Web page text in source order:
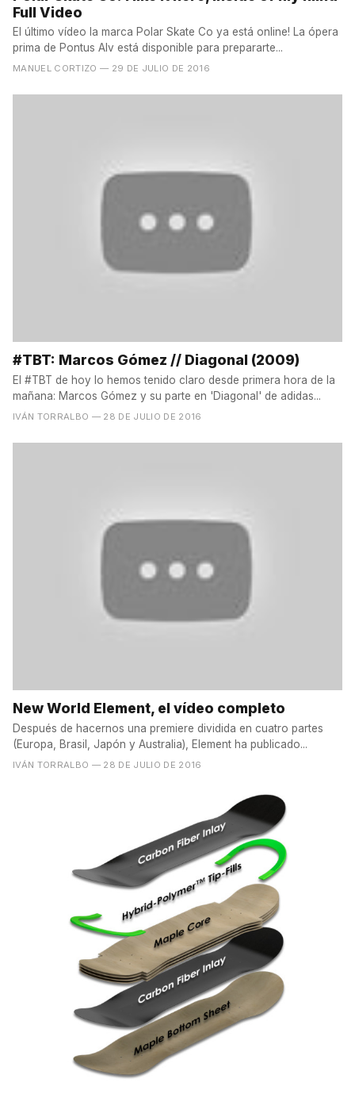
Full Video
El último vídeo la marca Polar Skate Co ya está online! La ópera
prima de Pontus Alv está disponible para prepararte...
MANUEL CORTIZO — 29 DE JULIO DE 2016
#TBT: Marcos Gómez // Diagonal (2009)
El #TBT de hoy lo hemos tenido claro desde primera hora de la
mañana: Marcos Gómez y su parte en 'Diagonal' de adidas...
IVÁN TORRALBO — 28 DE JULIO DE 2016
New World Element, el vídeo completo
Después de hacernos una premiere dividida en cuatro partes
(Europa, Brasil, Japón y Australia), Element ha publicado...
IVÁN TORRALBO — 28 DE JULIO DE 2016